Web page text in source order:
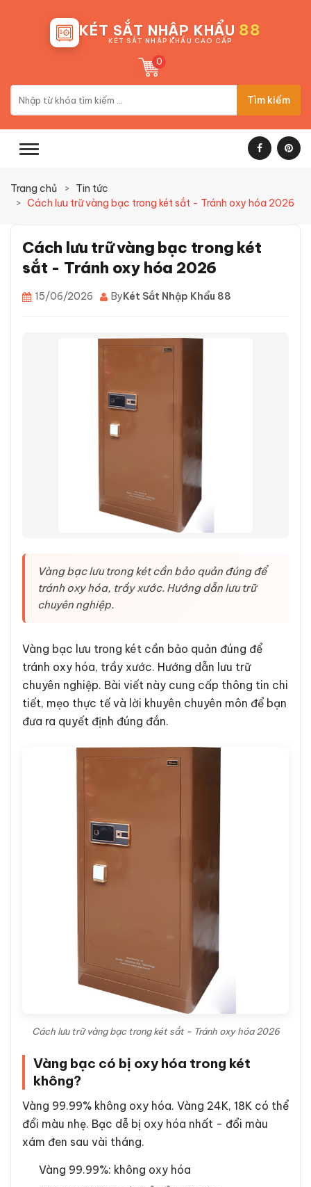
KÉT SẮT NHẬP KHẨU 88
KÉT SẮT NHẬP KHẨU CAO CẤP
0
Tìm kiếm
Trang chủ
Tin tức
Cách lưu trữ vàng bạc trong két sắt - Tránh oxy hóa 2026
Cách lưu trữ vàng bạc trong két
sắt - Tránh oxy hóa 2026
15/06/2026 ByKét Sắt Nhập Khẩu 88
Vàng bạc lưu trong két cần bảo quản đúng để
tránh oxy hóa, trầy xước. Hướng dẫn lưu trữ
chuyên nghiệp.
Vàng bạc lưu trong két cần bảo quản đúng để
tránh oxy hóa, trầy xước. Hướng dẫn lưu trữ
chuyên nghiệp. Bài viết này cung cấp thông tin chi
tiết, mẹo thực tế và lời khuyên chuyên môn để bạn
đưa ra quyết định đúng đắn.
Cách lưu trữ vàng bạc trong két sắt - Tránh oxy hóa 2026
Vàng bạc có bị oxy hóa trong két
không?
Vàng 99.99% không oxy hóa. Vàng 24K, 18K có thể
đổi màu nhẹ. Bạc dễ bị oxy hóa nhất - đổi màu
xám đen sau vài tháng.
Vàng 99.99%: không oxy hóa